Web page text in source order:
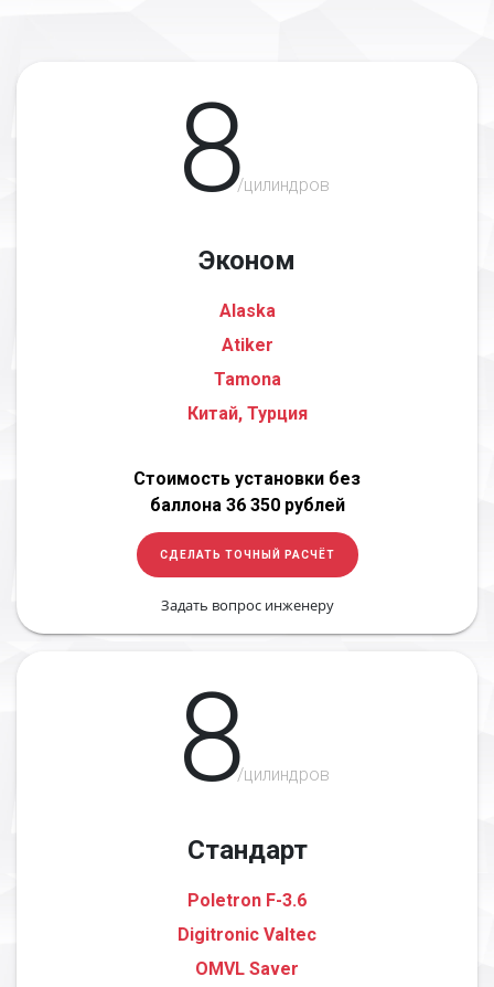
8/цилиндров
Эконом
Alaska
Atiker
Tamona
Китай, Турция
Стоимость установки без
баллона 36 350 рублей
СДЕЛАТЬ ТОЧНЫЙ РАСЧЁТ
Задать вопрос инженеру
8/цилиндров
Стандарт
Poletron F-3.6
Digitronic Valtec
OMVL Saver